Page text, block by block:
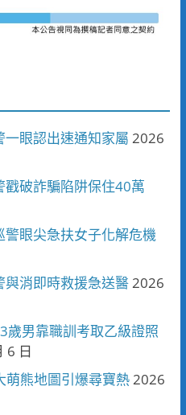
眼認出速通知家屬 2026
破詐騙陷阱保住40萬
眼尖急扶女子化解危機
消即時救援急送醫 2026
男靠職訓考取乙級證照
6 日
熊地圖引爆尋寶熱 2026